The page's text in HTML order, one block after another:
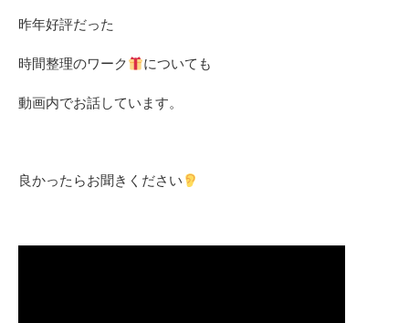
昨年好評だった
時間整理のワーク についても
動画内でお話しています。
良かったらお聞きください